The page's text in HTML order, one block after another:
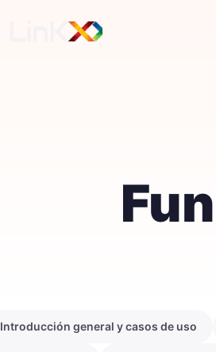
Introducción general y casos de uso